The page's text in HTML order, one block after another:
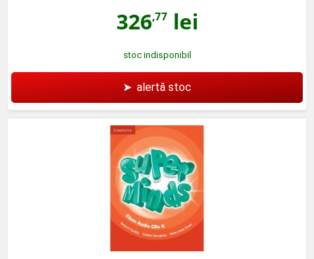
326,77lei
stoc indisponibil
➤ alertă stoc